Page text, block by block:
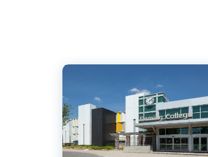
Английский
Государственный